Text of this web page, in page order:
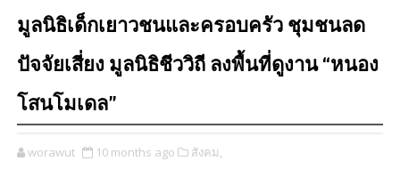
มูลนิธิเด็กเยาวชนและครอบครัว ชุมชนลด
ปัจจัยเสี่ยง มูลนิธิชีววิถี ลงพื้นที่ดูงาน “หนอง
โสนโมเดล”
worawut 10 months ago สังคม,